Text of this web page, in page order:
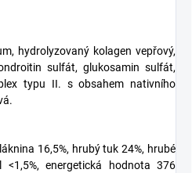
hydrolyzovaný kolagen vepřový,
sulfát, glukosamin sulfát,
typu II. s obsahem nativního
16,5%, hrubý tuk 24%, hrubé
<1,5%, energetická hodnota 376